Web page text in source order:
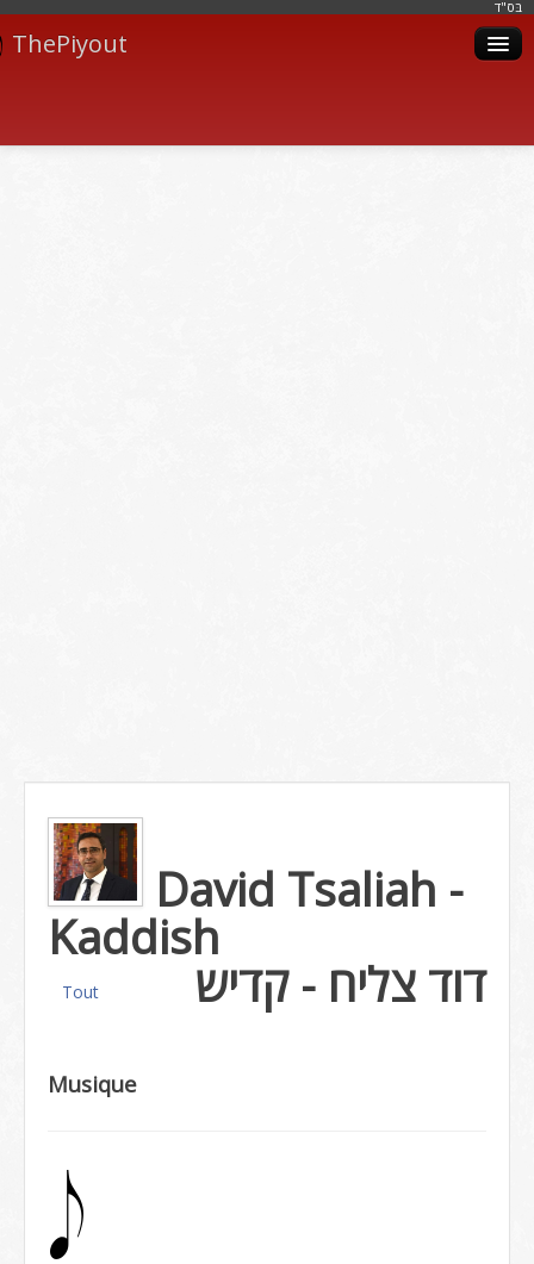
בּס"ד
ThePiyout
David Tsaliah -
Kaddish
דוד צליח - קדיש Tout
Musique